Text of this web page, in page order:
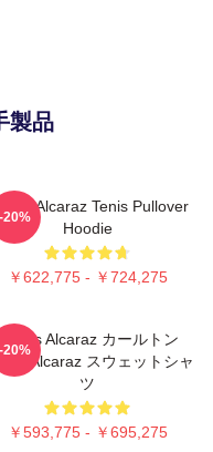
製品
Alcaraz Tenis Pullover
Hoodie
￥622,775 - ￥724,275
-20%
Carlos Alcaraz カールトン
Alcaraz スウェットシャ
ツ
￥593,775 - ￥695,275
-20%